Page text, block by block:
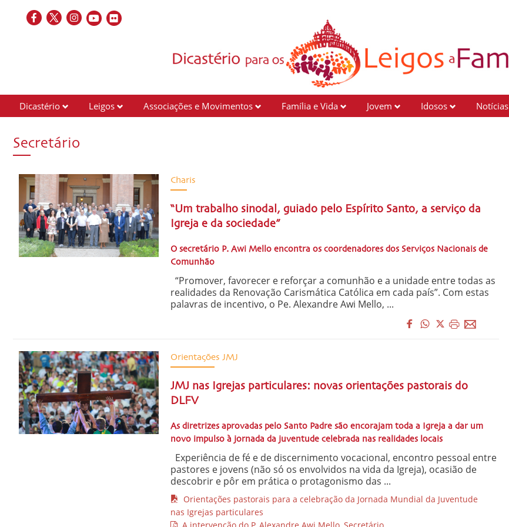
Dicastério Leigos Associações e Movimentos Família e Vida Jovem Idosos Notícias
Secretário
Charis
“Um trabalho sinodal, guiado pelo Espírito Santo, a serviço da
Igreja e da sociedade”
O secretário P. Awi Mello encontra os coordenadores dos Serviços Nacionais de
Comunhão
“Promover, favorecer e reforçar a comunhão e a unidade entre todas as
realidades da Renovação Carismática Católica em cada país”. Com estas
palavras de incentivo, o Pe. Alexandre Awi Mello, ...
Orientações JMJ
JMJ nas Igrejas particulares: novas orientações pastorais do
DLFV
As diretrizes aprovadas pelo Santo Padre são encorajam toda a Igreja a dar um
novo impulso à jornada da juventude celebrada nas realidades locais
Experiência de fé e de discernimento vocacional, encontro pessoal entre
pastores e jovens (não só os envolvidos na vida da Igreja), ocasião de
descobrir e pôr em prática o protagonismo das ...
Orientações pastorais para a celebração da Jornada Mundial da Juventude
nas Igrejas particulares